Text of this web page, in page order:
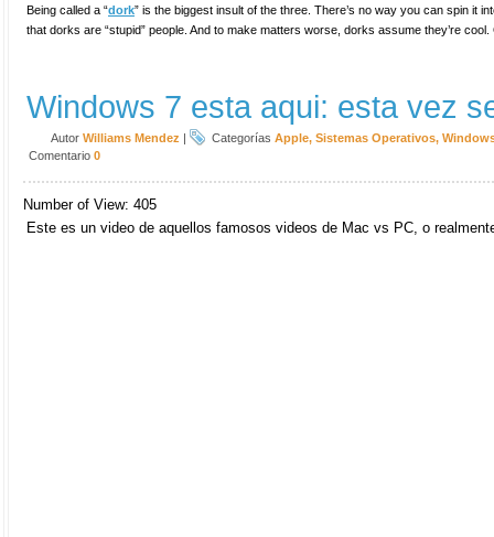
Being called a “dork” is the biggest insult of the three. There’s no way you can spin it
that dorks are “stupid” people. And to make matters worse, dorks assume they’re
Windows 7 esta aqui: esta vez
Autor Williams Mendez | Categorías Apple, Sistemas Operativos,
Comentario 0
Number of View: 405
Este es un video de aquellos famosos videos de Mac vs PC, o